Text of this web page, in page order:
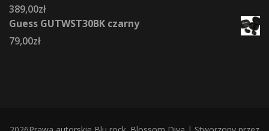
389,00zł
Guess GUTWST30BK czarny
79,00zł